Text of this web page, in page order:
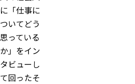
に「仕事に
ついてどう
思っている
か」をイン
タビューし
て回ったそ